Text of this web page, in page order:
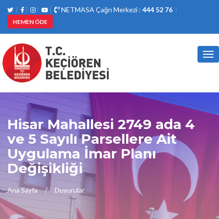
NETMASA Çağrı Merkezi : 444 52 76
HEMEN ÖDE
Hisar Mahallesi 2749 ada 4
ve 5 Sayılı Parsellere Ait
Uygulama İmar Planı
Değişikliği
Ana Sayfa Duyurular